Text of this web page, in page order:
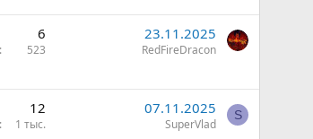
6
523
23.11.2025
RedFireDracon
12
1 тыс.
07.11.2025
SuperVlad
S